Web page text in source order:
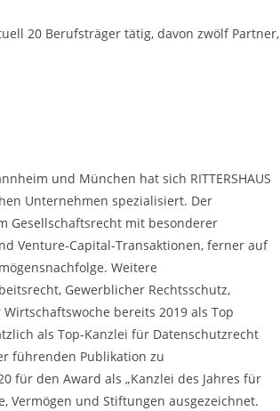
20 Berufsträger tätig, davon zwölf Partner,
und München hat sich RITTERSHAUS
Unternehmen spezialisiert. Der
Gesellschaftsrecht mit besonderer
Venture-Capital-Transaktionen, ferner auf
Weitere
Gewerblicher Rechtsschutz,
Wirtschaftswoche bereits 2019 als Top
als Top-Kanzlei für Datenschutzrecht
führenden Publikation zu
für den Award als „Kanzlei des Jahres für
Vermögen und Stiftungen ausgezeichnet.